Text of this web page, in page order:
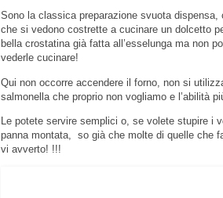
Sono la classica preparazione svuota
che si vedono costrette a cucinare un dolcetto
bella crostatina già fatta all’esselunga ma non
vederle cucinare!
Qui non occorre accendere il forno, non si
salmonella che proprio non vogliamo e l’abilità
Le potete servire semplici o, se volete stupire
panna montata, so già che molte di quelle che
vi avverto! !!!